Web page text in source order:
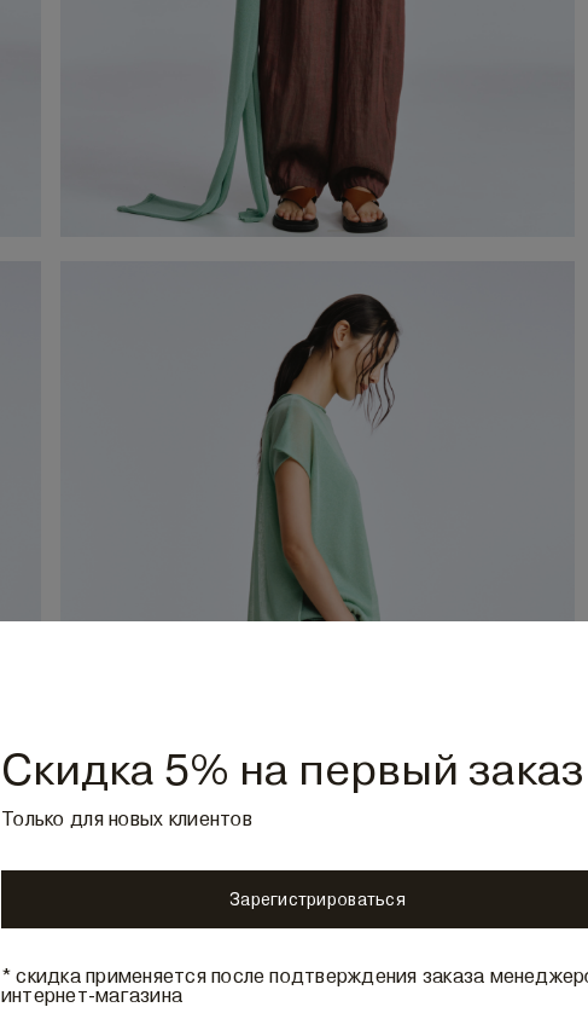
Скидка 5% на первый заказ
Только для новых клиентов
Зарегистрироваться
* скидка применяется после подтверждения заказа
интернет-магазина